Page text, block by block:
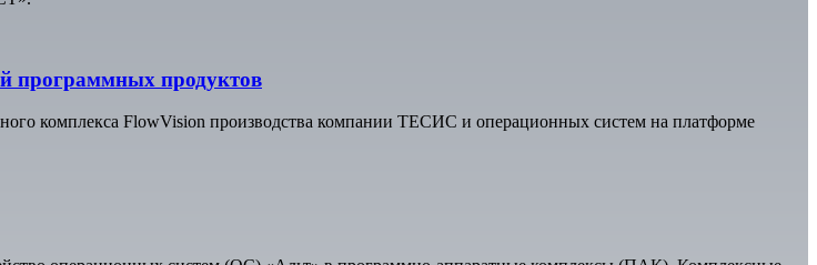
программных продуктов
комплекса FlowVision производства компании ТЕСИС и операционных систем на платформе